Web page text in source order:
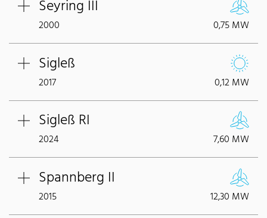
Seyring III
2000 0,75 MW
Sigleß
2017 0,12 MW
Sigleß RI
2024 7,60 MW
Spannberg II
2015 12,30 MW